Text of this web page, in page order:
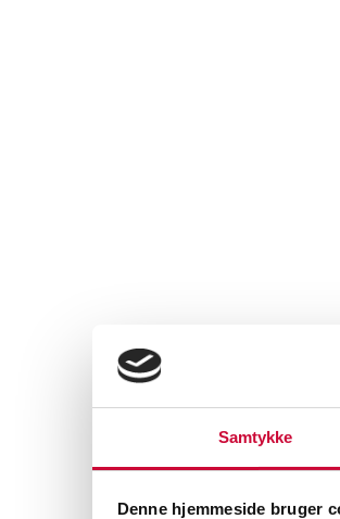
Samtykke
Denne hjemmeside bruger